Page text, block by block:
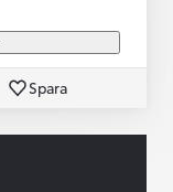
Spara